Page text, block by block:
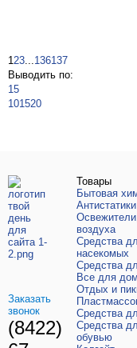
1 23 136137
Выводить по:
15
101520
Заказать
звонок
(8422)
Товары
Бытовая
Антистатики
воздуха
Средства
насекомых
Средства
Все для
Отдых и
Средства
Средства
обувью